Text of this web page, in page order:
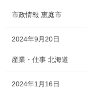
市政情報 恵庭市
2024年9月20日
産業・仕事 北海道
2024年1月16日